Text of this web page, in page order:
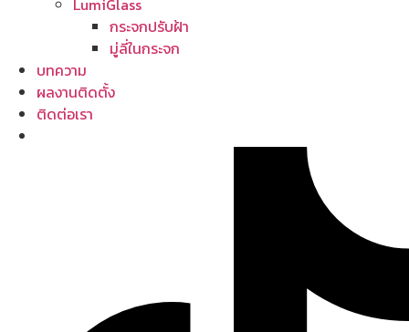
LumiGlass
กระจกปรับฝ้า
มู่ลี่ในกระจก
บทความ
ผลงานติดตั้ง
ติดต่อเรา